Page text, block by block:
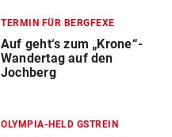
TERMIN FÜR BERGFEXE
Auf geht‘s zum „Krone“-
Wandertag auf den
Jochberg
OLYMPIA-HELD GSTREIN